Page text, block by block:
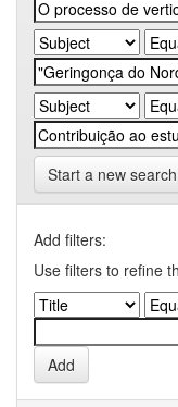
Start a new search
Add filters:
Use filters to refine